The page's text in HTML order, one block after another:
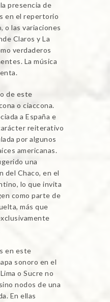
presencia de
en el repertorio
o las variaciones
Claros y La
verdaderos
La música
de este
o ciaccona.
a España e
reiterativo
por algunos
americanas.
una
del Chaco, en el
lo que invita
como parte de
más que
en este
sonoro en el
o Sucre no
nodos de una
En ellas